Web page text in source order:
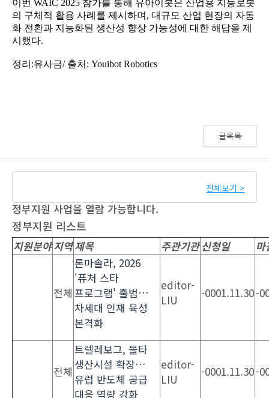
글목록
전체보기 >
정부지원 사업을 열람 가능합니다.
정부지원 리스트
지원분야지역제목 주관기관 신청일 마
전체
론마솔라, 2026
'퓨처 스타
프로그램' 출범…
차세대 인재 육성
본격화
editor-
LIU
-0001.11.30-
전체
트렐레보그, 몰타
생산시설 확장…
유럽 반도체 공급
대응 역량 강화
editor-
LIU
-0001.11.30-